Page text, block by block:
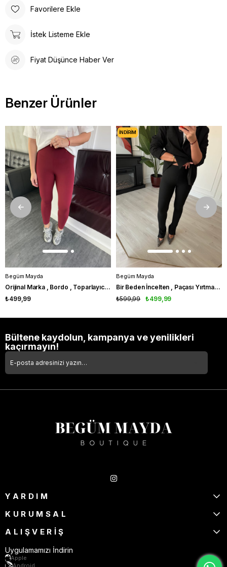
Favorilere Ekle
İstek Listeme Ekle
Fiyat Düşünce Haber Ver
Benzer Ürünler
Begüm Mayda
Orijinal Marka , Bordo , Toparlayıcı Tayt
₺499,99
Begüm Mayda
Bir Beden İncelten , Paçası Yırtmaçlı , Siyah , Tayt Pantolon
₺499,99
₺599,99
İNDIRIM
Bültene kaydolun, kampanya ve yenilikleri
kaçırmayın!
YARDIM
KURUMSAL
ALIŞVERİŞ
Uygulamamızı İndirin
Apple
Android